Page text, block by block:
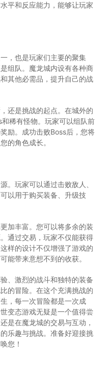
平和反应能力，能够让玩家
，也是玩家们主要的聚集
组队。魔龙城内设有各种商
其他必需品，提升自己的战
还是挑战的起点。在城外的
稀有怪物。玩家可以组队前
励。成功击败Boss后，您将
的角色成长。
。玩家可以通过击败敌人、
以用于购买装备、升级技
加丰富。您可以将多余的装
通过交易，玩家不仅能获得
样的设计不仅增强了游戏的
能带来意想不到的收获。
、激烈的战斗和独特的装备
的冒险。在这个充满挑战的
，每一次冒险都是一次成
变态游戏无疑是一个值得尝
是在魔龙城的交易与互动，
乐趣与挑战。准备好迎接挑
您！